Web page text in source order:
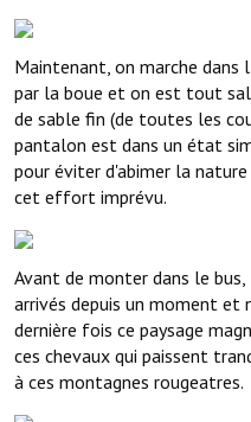
Maintenant, on marche dans
par la boue et on est tout
de sable fin (de toutes les
pantalon est dans un état
pour éviter d'abimer la
cet effort imprévu.
Avant de monter dans le
arrivés depuis un moment et
dernière fois ce paysage
ces chevaux qui paissent
à ces montagnes rougeatres.